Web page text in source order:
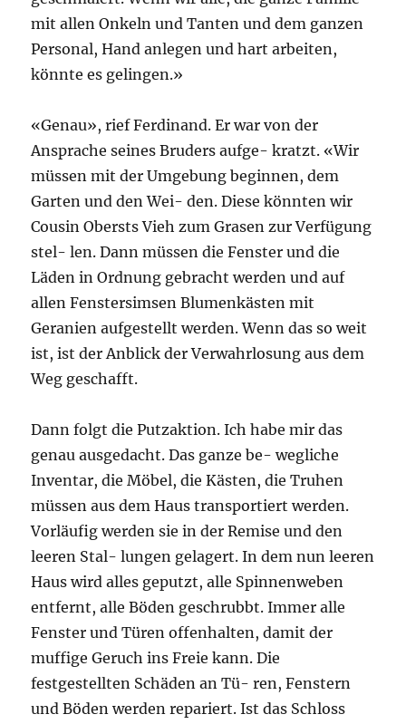
mit allen Onkeln und Tanten und dem ganzen
Personal, Hand anlegen und hart arbeiten,
könnte es gelingen.»
«Genau», rief Ferdinand. Er war von der
Ansprache seines Bruders aufge- kratzt. «Wir
müssen mit der Umgebung beginnen, dem
Garten und den Wei- den. Diese könnten wir
Cousin Obersts Vieh zum Grasen zur Verfügung
stel- len. Dann müssen die Fenster und die
Läden in Ordnung gebracht werden und auf
allen Fenstersimsen Blumenkästen mit
Geranien aufgestellt werden. Wenn das so weit
ist, ist der Anblick der Verwahrlosung aus dem
Weg geschafft.
Dann folgt die Putzaktion. Ich habe mir das
genau ausgedacht. Das ganze be- wegliche
Inventar, die Möbel, die Kästen, die Truhen
müssen aus dem Haus transportiert werden.
Vorläufig werden sie in der Remise und den
leeren Stal- lungen gelagert. In dem nun leeren
Haus wird alles geputzt, alle Spinnenweben
entfernt, alle Böden geschrubbt. Immer alle
Fenster und Türen offenhalten, damit der
muffige Geruch ins Freie kann. Die
festgestellten Schäden an Tü- ren, Fenstern
und Böden werden repariert. Ist das Schloss